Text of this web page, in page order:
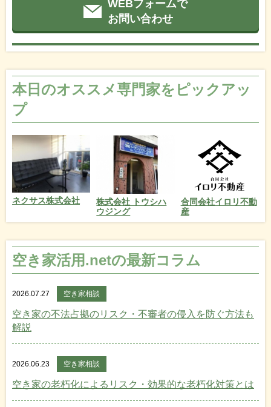
WEBフォームで
お問い合わせ
本日のオススメ専門家をピックアッ
プ
ネクサス株式会社
株式会社 トウシハ
ウジング
合同会社イロリ不動
産
空き家活用.netの最新コラム
2026.07.27 空き家相談
空き家の不法占拠のリスク・不審者の侵入を防ぐ方法も
解説
2026.06.23 空き家相談
空き家の老朽化によるリスク・効果的な老朽化対策とは